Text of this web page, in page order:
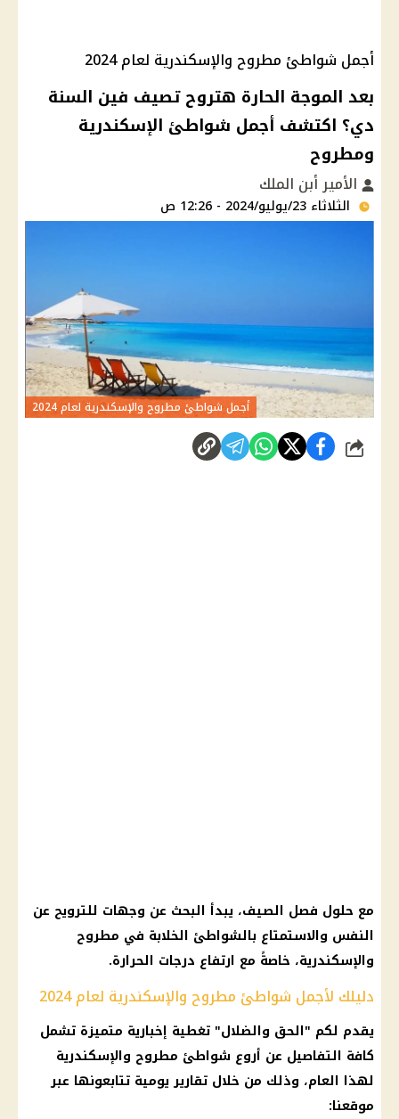
أجمل شواطئ مطروح والإسكندرية لعام 2024
بعد الموجة الحارة هتروح تصيف فين السنة
دي؟ اكتشف أجمل شواطئ الإسكندرية
ومطروح
الأمير أبن الملك
الثلاثاء 23/يوليو/2024 - 12:26 ص
أجمل شواطئ مطروح والإسكندرية لعام 2024
شارك
مع حلول فصل الصيف، يبدأ البحث عن وجهات للترويح عن
النفس والاستمتاع بالشواطئ الخلابة في مطروح
والإسكندرية، خاصةً مع ارتفاع درجات الحرارة.
دليلك لأجمل شواطئ مطروح والإسكندرية لعام 2024
يقدم لكم "الحق والضلال" تغطية إخبارية متميزة تشمل
كافة التفاصيل عن أروع شواطئ مطروح والإسكندرية
لهذا العام، وذلك من خلال تقارير يومية تتابعونها عبر
موقعنا: